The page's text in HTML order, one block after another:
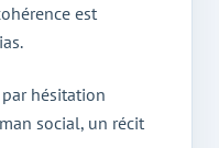
est
hésitation
social, un récit